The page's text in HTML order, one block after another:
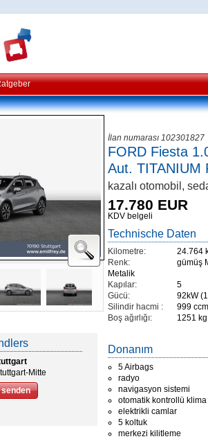
Mitte
senden
İlan numarası 102301827
FORD Fiesta
Aut. TITANIUM
kazalı otomobil,
17.780 EUR
KDV belgeli
Technische Daten
Kilometre:
24.764
Renk:
gümüş
Metalik
Kapılar:
5
Gücü:
92kW
Silindir hacmi :
999 ccm
Boş ağırlığı:
1251 kg
Donanım
5 Airbags
radyo
navigasyon sistemi
otomatik kontrollü klima
elektrikli camlar
5 koltuk
merkezi kilitleme